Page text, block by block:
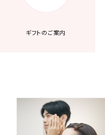
ギフトのご案内